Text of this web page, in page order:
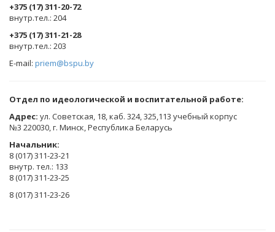
+375 (17) 311-20-72
​внутр.тел.: 204
+375 (17) 311-21-28
​внутр.тел.: 203
E-mail: priem@bspu.by
Отдел по идеологической и воспитательной работе:
Адрес: ул. Советская, 18, каб. 324, 325,113 учебный корпус
№3 220030, г. Минск, Республика Беларусь
Начальник:
8 (017) 311-23-21
внутр. тел.: 133
8 (017) 311-23-25
8 (017) 311-23-26